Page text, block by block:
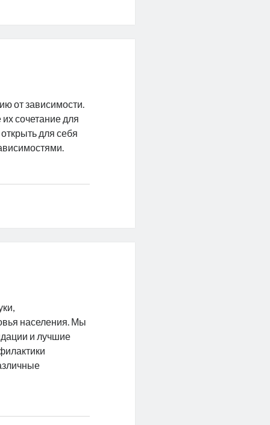
от зависимости.
сочетание для
для себя
населения. Мы
и лучшие